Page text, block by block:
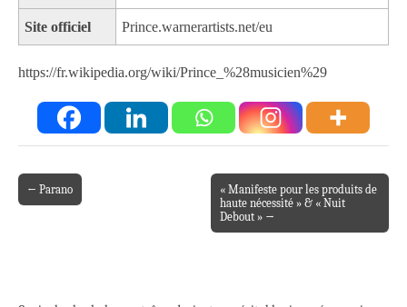
Site officiel Prince.warnerartists.net/eu
https://fr.wikipedia.org/wiki/Prince_%28musicien%29
Post navigation
← Parano
« Manifeste pour les produits de
haute nécessité » & « Nuit
Debout » →